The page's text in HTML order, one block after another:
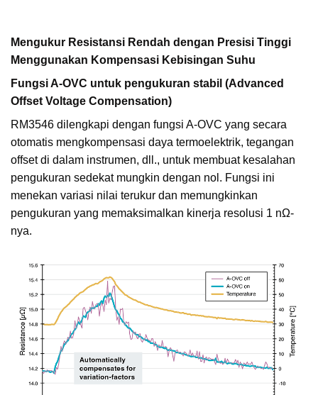
Mengukur Resistansi Rendah dengan Presisi Tinggi
Menggunakan Kompensasi Kebisingan Suhu
Fungsi A-OVC untuk pengukuran stabil (Advanced
Offset Voltage Compensation)
RM3546 dilengkapi dengan fungsi A-OVC yang secara
otomatis mengkompensasi daya termoelektrik, tegangan
offset di dalam instrumen, dll., untuk membuat kesalahan
pengukuran sedekat mungkin dengan nol. Fungsi ini
menekan variasi nilai terukur dan memungkinkan
pengukuran yang memaksimalkan kinerja resolusi 1 nΩ-
nya.